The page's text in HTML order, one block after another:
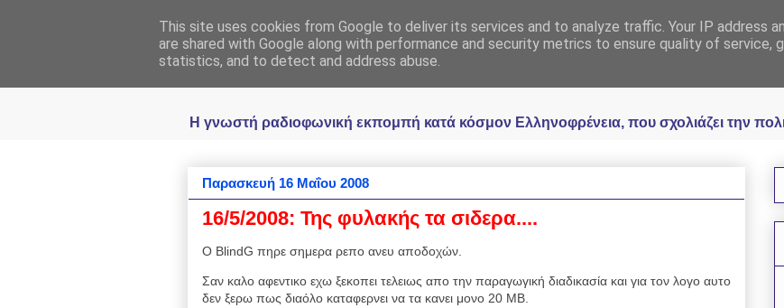
Ραδιοφωνική Ελληνοφρένεια
Η γνωστή ραδιοφωνική εκπομπή κατά κόσμον Ελληνοφρένεια, που σχολιάζει την
Παρασκευή 16 Μαΐου 2008
16/5/2008: Της φυλακής τα σιδερα....
Ο BlindG πηρε σημερα ρεπο ανευ αποδοχών.
Σαν καλο αφεντικο εχω ξεκοπει τελειως απο την παραγωγική διαδικασία και για τον λογο αυτο
δεν ξερω πως διαόλο καταφερνει να τα κανει μονο 20 ΜΒ.
This site uses cookies from Google to deliver its services and to analyze traffic. Your IP address
are shared with Google along with performance and security metrics to ensure quality of service,
statistics, and to detect and address abuse.